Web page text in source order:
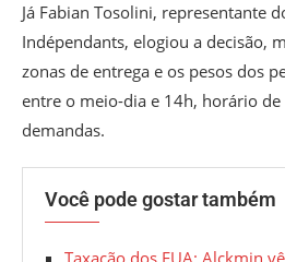
Já Fabian Tosolini, representante
Indépendants, elogiou a decisão,
zonas de entrega e os pesos dos
entre o meio-dia e 14h, horário
demandas.
Você pode gostar também